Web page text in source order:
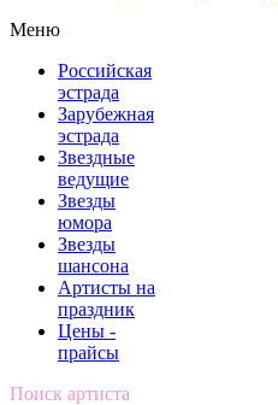
Меню
Российская
эстрада
Зарубежная
эстрада
Звездные
ведущие
Звезды
юмора
Звезды
шансона
Артисты на
праздник
Цены -
прайсы
Поиск артиста